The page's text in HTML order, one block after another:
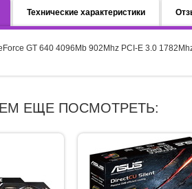
Технические характеристики
GT 640 4096Mb 902Mhz PCI-E 3.0
ЕЩЕ ПОСМОТРЕТЬ: